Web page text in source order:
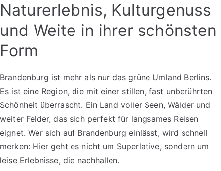
Naturerlebnis, Kulturgenuss
und Weite in ihrer schönsten
Form
Brandenburg ist mehr als nur das grüne Umland Berlins.
Es ist eine Region, die mit einer stillen, fast unberührten
Schönheit überrascht. Ein Land voller Seen, Wälder und
weiter Felder, das sich perfekt für langsames Reisen
eignet. Wer sich auf Brandenburg einlässt, wird schnell
merken: Hier geht es nicht um Superlative, sondern um
leise Erlebnisse, die nachhallen.